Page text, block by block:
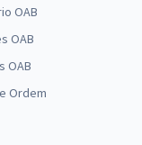
OAB
OAB
OAB
Ordem